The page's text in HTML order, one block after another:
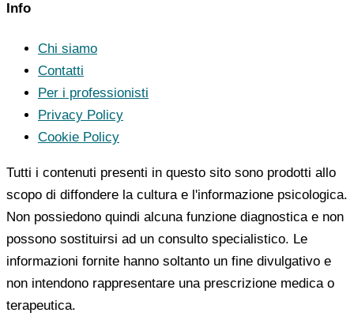
Info
Chi siamo
Contatti
Per i professionisti
Privacy Policy
Cookie Policy
Tutti i contenuti presenti in questo sito sono prodotti allo
scopo di diffondere la cultura e l'informazione psicologica.
Non possiedono quindi alcuna funzione diagnostica e non
possono sostituirsi ad un consulto specialistico. Le
informazioni fornite hanno soltanto un fine divulgativo e
non intendono rappresentare una prescrizione medica o
terapeutica.